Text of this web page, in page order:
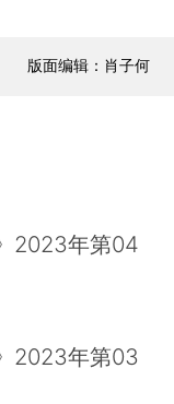
版面编辑：肖子何
2023年第04
2023年第03